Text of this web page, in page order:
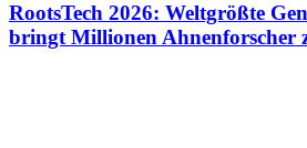
RootsTech 2026: Weltgrößte
bringt Millionen Ahnenforscher